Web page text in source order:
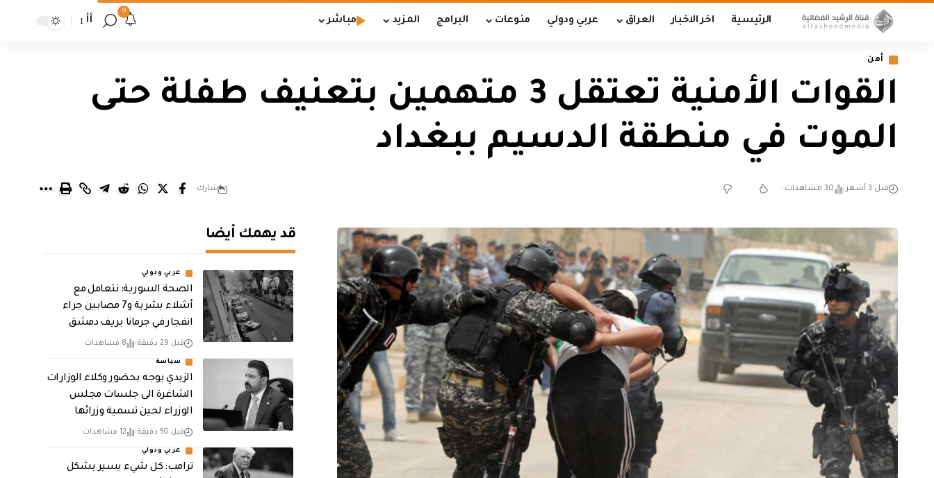
الرئيسية اخر الاخبار العراق عربي ودولي منوعات البرامج المزيد مباشر
9
أأ
أمن
القوات الأمنية تعتقل 3 متهمين بتعنيف طفلة حتى
الموت في منطقة الدسيم ببغداد
قبل 3 أشهر 30 مشاهدات شارك
قد يهمك أيضا
عربي ودولي
الصحة السورية: نتعامل مع
أشلاء بشرية و7 مصابين جراء
انفجار في جرمانا بريف دمشق
قبل 29 دقيقة 8 مشاهدات
سياسة
الزيدي يوجه بحضور وكلاء الوزارات
الشاغرة الى جلسات مجلس
الوزراء لحين تسمية وزرائها
قبل 50 دقيقة 12 مشاهدات
عربي ودولي
ترامب: كل شيء يسير بشكل